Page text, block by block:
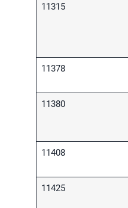
11315
11378
11380
11408
11425